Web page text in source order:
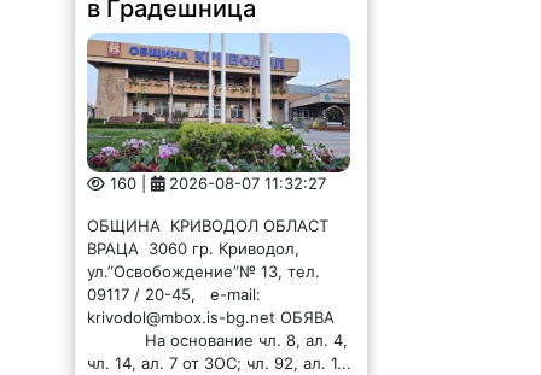
в Градешница
160 | 2026-08-07 11:32:27
ОБЩИНА КРИВОДОЛ ОБЛАСТ
ВРАЦА 3060 гр. Криводол,
ул.”Освобождение”№ 13, тел.
09117 / 20-45, e-mail:
krivodol@mbox.is-bg.net ОБЯВА
На основание чл. 8, ал. 4,
чл. 14, ал. 7 от ЗОС; чл. 92, ал. 1...